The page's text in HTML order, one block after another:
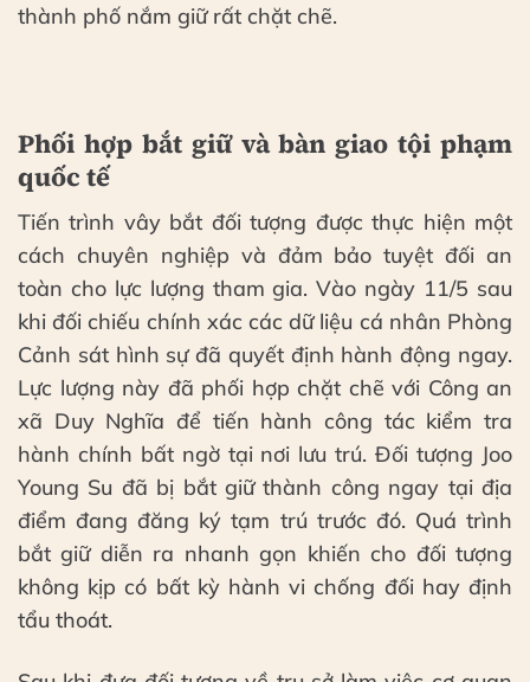
thành phố nắm giữ rất chặt chẽ.
Phối hợp bắt giữ và bàn giao tội phạm
quốc tế
Tiến trình vây bắt đối tượng được thực hiện một
cách chuyên nghiệp và đảm bảo tuyệt đối an
toàn cho lực lượng tham gia. Vào ngày 11/5 sau
khi đối chiếu chính xác các dữ liệu cá nhân Phòng
Cảnh sát hình sự đã quyết định hành động ngay.
Lực lượng này đã phối hợp chặt chẽ với Công an
xã Duy Nghĩa để tiến hành công tác kiểm tra
hành chính bất ngờ tại nơi lưu trú. Đối tượng Joo
Young Su đã bị bắt giữ thành công ngay tại địa
điểm đang đăng ký tạm trú trước đó. Quá trình
bắt giữ diễn ra nhanh gọn khiến cho đối tượng
không kịp có bất kỳ hành vi chống đối hay định
tẩu thoát.